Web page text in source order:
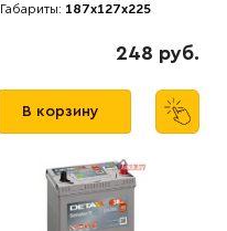
Габариты: 187x127x225
248 руб.
В корзину